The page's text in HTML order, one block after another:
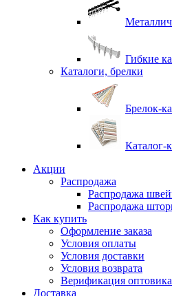
Гибкие
Каталоги, брелки
Брелок-
Каталог-
Акции
Распродажа
Распродажа
Распродажа
Как купить
Оформление заказа
Условия оплаты
Условия доставки
Условия возврата
Верификация оптовика
Доставка